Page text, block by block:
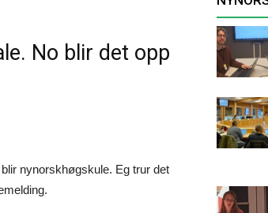
No blir det opp
nynorskhøgskule. Eg trur det